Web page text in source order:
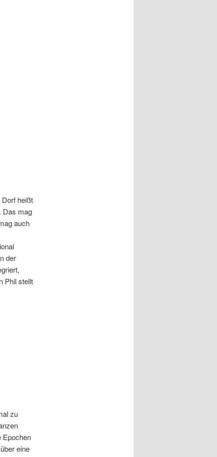
heißt
Das mag
auch
der
Phil stellt
zu
Epochen
eine